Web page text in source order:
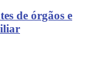
de órgãos e